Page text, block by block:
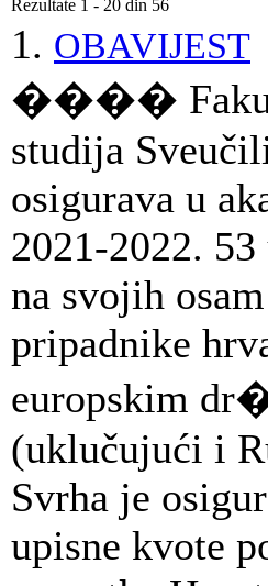
Rezultate 1 - 20 din 56
1. OBAVIJEST
����
studija
osigurava u
2021-2022.
na svojih
pripadnike
europskim
(uklučujući i
Svrha je
upisne kvote